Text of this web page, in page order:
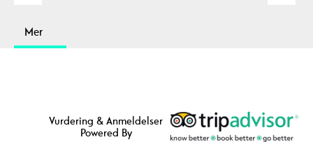
Mer
Vurdering & Anmeldelser
Powered By